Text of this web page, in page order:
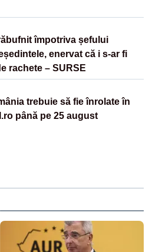
împotriva șefului
enervat că i s-ar fi
rachete – SURSE
trebuie să fie înrolate în
până pe 25 august